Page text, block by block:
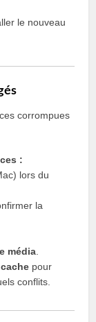
le nouveau
corrompues
:
lors du
la
média
pour
conflits.